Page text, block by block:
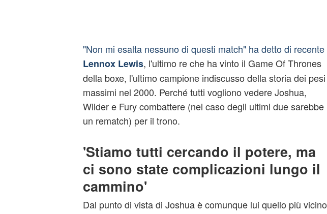
"Non mi esalta nessuno di questi match" ha detto di recente
Lennox Lewis, l'ultimo re che ha vinto il Game Of Thrones
della boxe, l'ultimo campione indiscusso della storia dei pesi
massimi nel 2000. Perché tutti vogliono vedere Joshua,
Wilder e Fury combattere (nel caso degli ultimi due sarebbe
un rematch) per il trono.
'Stiamo tutti cercando il potere, ma
ci sono state complicazioni lungo il
cammino'
Dal punto di vista di Joshua è comunque lui quello più vicino